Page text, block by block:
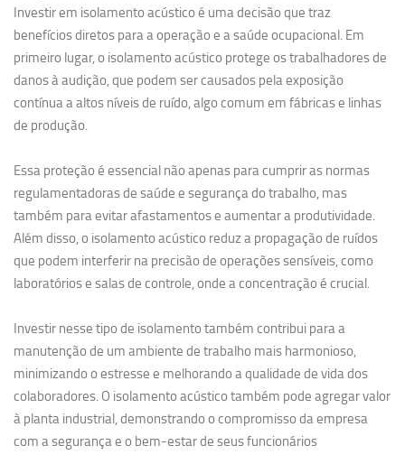
Investir em isolamento acústico é uma decisão que traz
benefícios diretos para a operação e a saúde ocupacional. Em
primeiro lugar, o isolamento acústico protege os trabalhadores de
danos à audição, que podem ser causados pela exposição
contínua a altos níveis de ruído, algo comum em fábricas e linhas
de produção.
Essa proteção é essencial não apenas para cumprir as normas
regulamentadoras de saúde e segurança do trabalho, mas
também para evitar afastamentos e aumentar a produtividade.
Além disso, o isolamento acústico reduz a propagação de ruídos
que podem interferir na precisão de operações sensíveis, como
laboratórios e salas de controle, onde a concentração é crucial.
Investir nesse tipo de isolamento também contribui para a
manutenção de um ambiente de trabalho mais harmonioso,
minimizando o estresse e melhorando a qualidade de vida dos
colaboradores. O isolamento acústico também pode agregar valor
à planta industrial, demonstrando o compromisso da empresa
com a segurança e o bem-estar de seus funcionários